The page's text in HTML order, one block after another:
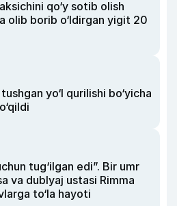
qo‘y sotib olish
olib borib o‘ldirgan yigit 20
yo‘l qurilishi bo‘yicha
tug‘ilgan edi”. Bir umr
va dublyaj ustasi Rimma
to‘la hayoti